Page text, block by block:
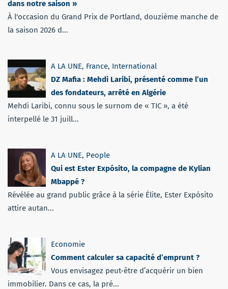
dans notre saison »
À l'occasion du Grand Prix de Portland, douzième manche de
la saison 2026 d...
A LA UNE, France, International
DZ Mafia : Mehdi Laribi, présenté comme l’un
des fondateurs, arrêté en Algérie
Mehdi Laribi, connu sous le surnom de « TIC », a été
interpellé le 31 juill...
A LA UNE, People
Qui est Ester Expósito, la compagne de Kylian
Mbappé ?
Révélée au grand public grâce à la série Élite, Ester Expósito
attire autan...
Economie
Comment calculer sa capacité d’emprunt ?
Vous envisagez peut-être d’acquérir un bien
immobilier. Dans ce cas, la pré...